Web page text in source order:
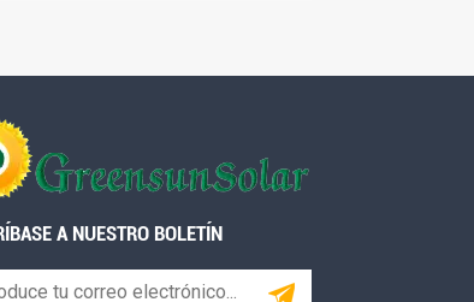
A NUESTRO BOLETÍN